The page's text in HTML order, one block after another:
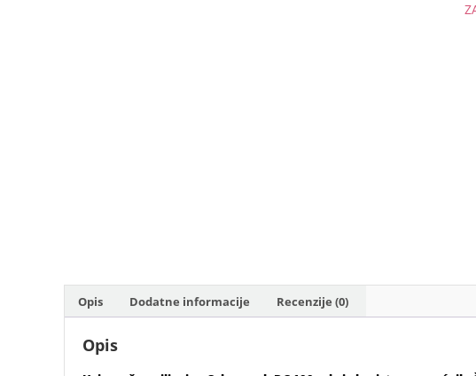
Opis Dodatne informacije Recenzije (0)
Opis